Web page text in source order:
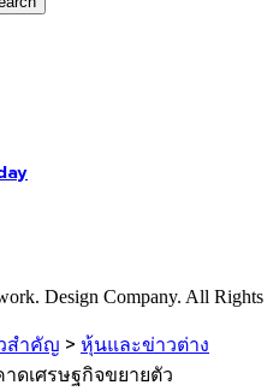
Design Company. All Rights
สำคัญ > หุ้นและข่าวต่าง
ดเศรษฐกิจขยายตัว